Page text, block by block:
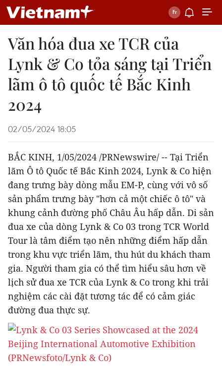
Văn hóa đua xe TCR của
Lynk & Co tỏa sáng tại Triển
lãm ô tô quốc tế Bắc Kinh
2024
02/05/2024 18:05
BẮC KINH, 1/05/2024 /PRNewswire/ -- Tại Triển
lãm Ô tô Quốc tế Bắc Kinh 2024, Lynk & Co hiện
đang trưng bày dòng mẫu EM-P, cùng với vô số
sản phẩm trưng bày "hơn cả một chiếc ô tô" và
khung cảnh đường phố Châu Âu hấp dẫn. Di sản
đua xe của dòng Lynk & Co 03 trong TCR World
Tour là tâm điểm tạo nên những điểm hấp dẫn
trong khu vực triển lãm, thu hút du khách tham
gia. Người tham gia có thể tìm hiểu sâu hơn về
lịch sử đua xe TCR của Lynk & Co trong khi trải
nghiệm các cài đặt tương tác để có cảm giác
đường đua thực sự.